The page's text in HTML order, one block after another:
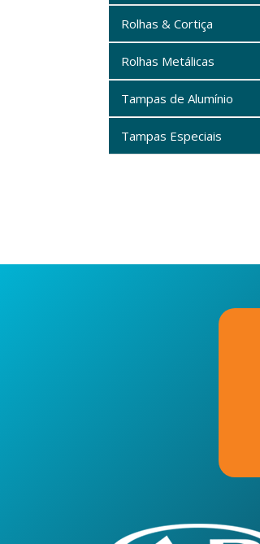
Rolhas & Cortiça
Rolhas Metálicas
Tampas de Alumínio
Tampas Especiais